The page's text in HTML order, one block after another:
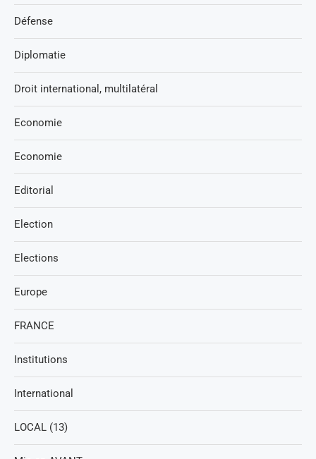
Défense
Diplomatie
Droit international, multilatéral
Economie
Economie
Editorial
Election
Elections
Europe
FRANCE
Institutions
International
LOCAL (13)